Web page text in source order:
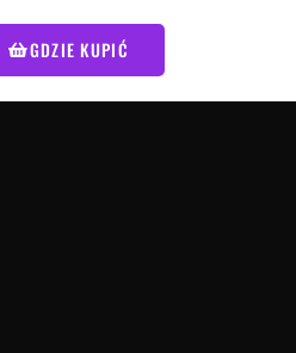
GDZIE KUPIĆ